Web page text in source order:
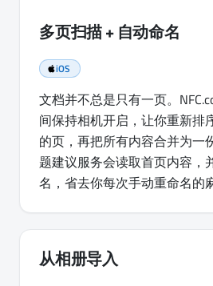
多页扫描 + 自动命名
iOS
文档并不总是只有一页。
间保持相机开启，让你重新排
的页，再把所有内容合并为一
题建议服务会读取首页内容，
名，省去你每次手动重命名的
从相册导入